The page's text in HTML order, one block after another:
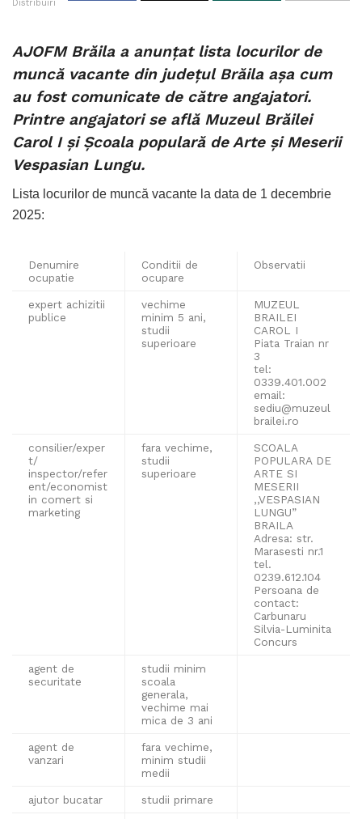
Distribuiri
AJOFM Brăila a anunțat lista locurilor de
muncă vacante din județul Brăila așa cum
au fost comunicate de către angajatori.
Printre angajatori se află Muzeul Brăilei
Carol I și Școala populară de Arte și Meserii
Vespasian Lungu.
Lista locurilor de muncă vacante la data de 1 decembrie
2025:
Denumire
ocupatie
Conditii de
ocupare
Observatii
expert achizitii
publice
vechime
minim 5 ani,
studii
superioare
MUZEUL
BRAILEI
CAROL I
Piata Traian nr
3
tel:
0339.401.002
email:
sediu@muzeul
brailei.ro
consilier/exper
t/
inspector/refer
ent/economist
in comert si
marketing
fara vechime,
studii
superioare
SCOALA
POPULARA DE
ARTE SI
MESERII
,,VESPASIAN
LUNGU”
BRAILA
Adresa: str.
Marasesti nr.1
tel.
0239.612.104
Persoana de
contact:
Carbunaru
Silvia-Luminita
Concurs
agent de
securitate
studii minim
scoala
generala,
vechime mai
mica de 3 ani
agent de
vanzari
fara vechime,
minim studii
medii
ajutor bucatar studii primare